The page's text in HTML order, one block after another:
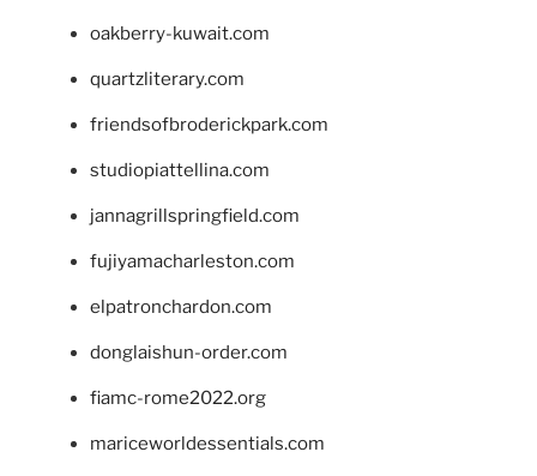
oakberry-kuwait.com
quartzliterary.com
friendsofbroderickpark.com
studiopiattellina.com
jannagrillspringfield.com
fujiyamacharleston.com
elpatronchardon.com
donglaishun-order.com
fiamc-rome2022.org
mariceworldessentials.com